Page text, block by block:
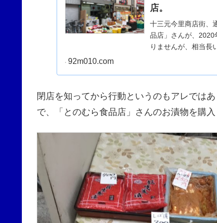
店。
十三元今里商店街、
品店」さんが、2020
りませんが、相当長
92m010.com
閉店を知ってから行動というのもアレでは
で、「とのむら食品店」さんのお漬物を購入